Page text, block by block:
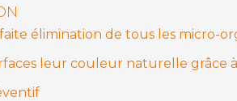
élimination de tous les micro-
leur couleur naturelle grâce